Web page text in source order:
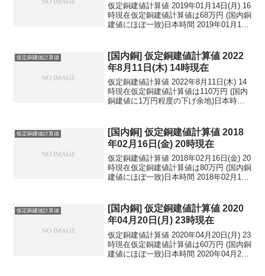
仮定銅建値計算値 2019年01月14日(月) 16
時現在仮定銅建値計算値は68万円 (国内銅
建値にほぼ一致)日本時間 2019年01月14
円...
仮定銅建値計算値
[国内銅] 仮定銅建値計算値 2022
年8月11日(木) 14時現在
仮定銅建値計算値 2022年8月11日(木) 14
時現在仮定銅建値計算値は110万円 (国内
銅建値に1万円程度の下げ余地)日本時間
ドル：1...
仮定銅建値計算値
[国内銅] 仮定銅建値計算値 2018
年02月16日(金) 20時現在
仮定銅建値計算値 2018年02月16日(金) 20
時現在仮定銅建値計算値は80万円 (国内銅
建値にほぼ一致)日本時間 2018年02月16
円...
仮定銅建値計算値
[国内銅] 仮定銅建値計算値 2020
年04月20日(月) 23時現在
仮定銅建値計算値 2020年04月20日(月) 23
時現在仮定銅建値計算値は60万円 (国内銅
建値にほぼ一致)日本時間 2020年04月20